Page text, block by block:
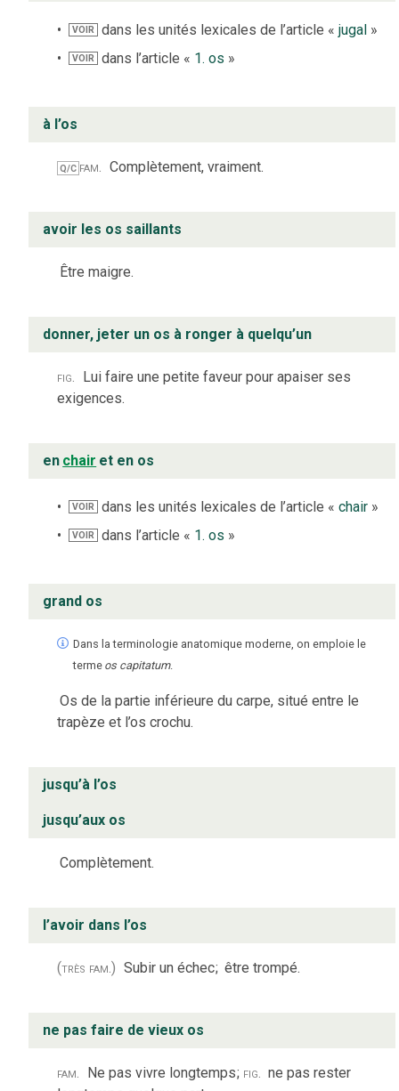
VOIR dans les unités lexicales de l’article «jugal »
VOIR dans l’article « 1. os »
à l’os
Q/C fam. Complètement, vraiment.
avoir les os saillants
Être maigre.
donner, jeter un os à ronger à quelqu’un
fig.
Lui faire une petite faveur pour apaiser ses
exigences.
en chair et en os
VOIR dans les unités lexicales de l’article «chair »
VOIR dans l’article « 1. os »
grand os
Dans la terminologie anatomique moderne, on emploie le
terme os capitatum.
Os de la partie inférieure du carpe, situé entre le
trapèze et l’os crochu.
jusqu’à l’os
jusqu’aux os
Complètement.
l’avoir dans l’os
(très fam.) Subir un échec; être trompé.
ne pas faire de vieux os
fam. Ne pas vivre longtemps; fig.
ne pas rester